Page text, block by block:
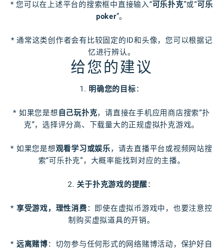
* 您可以在上述平台的搜索框中直接输入“可乐扑克”或“可乐
poker”。
* 通常这类创作者会有比较固定的ID和头像，您可以根据记
忆进行辨认。
给您的建议
1. 明确您的目标：
* 如果您是想 自己玩扑克，请直接在手机应用商店搜索“扑
克”，选择评分高、下载量大的正规虚拟扑克游戏。
* 如果您是想观看学习或娱乐，请去直播平台或视频网站搜
索“可乐扑克”，大概率能找到对应的主播。
2. 关于扑克游戏的提醒：
* 享受游戏，理性消费：即使在虚拟币游戏中，也要注意控
制购买虚拟道具的开销。
* 远离赌博：切勿参与任何形式的网络赌博活动，保护好自